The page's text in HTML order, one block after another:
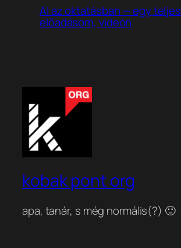
AI az oktatásban — egy teljes
előadásom, videón
kobak pont org
apa, tanár, s még normális(?) 🙂